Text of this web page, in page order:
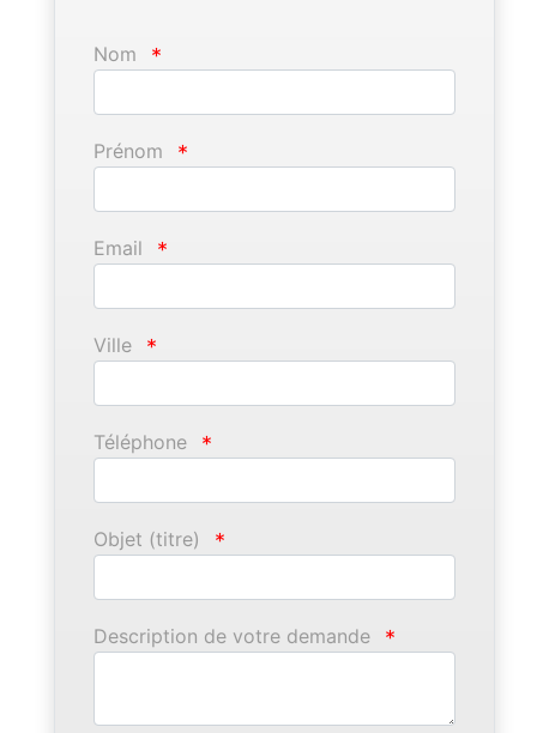
Nom *
Prénom *
Email *
Ville *
Téléphone *
Objet (titre) *
Description de votre demande *